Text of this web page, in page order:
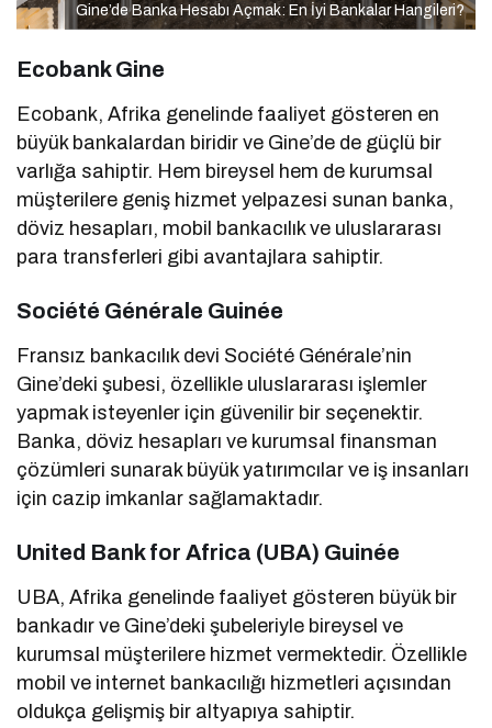
Gine’de Banka Hesabı Açmak: En İyi Bankalar Hangileri?
Ecobank Gine
Ecobank, Afrika genelinde faaliyet gösteren en
büyük bankalardan biridir ve Gine’de de güçlü bir
varlığa sahiptir. Hem bireysel hem de kurumsal
müşterilere geniş hizmet yelpazesi sunan banka,
döviz hesapları, mobil bankacılık ve uluslararası
para transferleri gibi avantajlara sahiptir.
Société Générale Guinée
Fransız bankacılık devi Société Générale’nin
Gine’deki şubesi, özellikle uluslararası işlemler
yapmak isteyenler için güvenilir bir seçenektir.
Banka, döviz hesapları ve kurumsal finansman
çözümleri sunarak büyük yatırımcılar ve iş insanları
için cazip imkanlar sağlamaktadır.
United Bank for Africa (UBA) Guinée
UBA, Afrika genelinde faaliyet gösteren büyük bir
bankadır ve Gine’deki şubeleriyle bireysel ve
kurumsal müşterilere hizmet vermektedir. Özellikle
mobil ve internet bankacılığı hizmetleri açısından
oldukça gelişmiş bir altyapıya sahiptir.